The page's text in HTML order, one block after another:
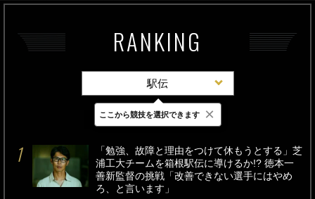
RANKING
駅伝
最新 24時間 週間
「勉強、故障と理由をつけて休もうとする」芝
浦工大チームを箱根駅伝に導けるか!? 徳本一
善新監督の挑戦「改善できない選手にはやめ
ろ、と言います」
ここから競技を選択できます ×